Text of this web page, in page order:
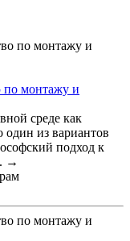
по монтажу и
среде как
один из вариантов
подход к
→